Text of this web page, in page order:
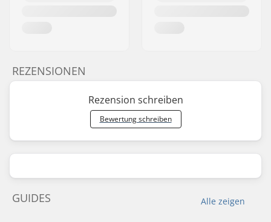
REZENSIONEN
Rezension schreiben
Bewertung schreiben
Alle zeigen
GUIDES